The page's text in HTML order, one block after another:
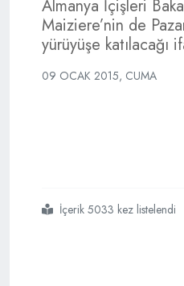
Almanya İçişleri
Maiziere’nin de
yürüyüşe katılacağı
09 OCAK 2015, CUMA
#fransa
#tetikte
#kalmayı
#sürdürmeli
İçerik 5033 kez listelendi